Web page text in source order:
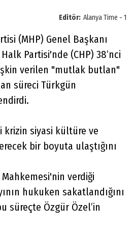
Editör: Alanya Time - 1
(MHP) Genel Başkanı
Partisi'nde (CHP) 38’nci
verilen "mutlak butlan"
süreci Türkgün
krizin siyasi kültüre ve
bir boyuta ulaştığını
verdiği
hukuken sakatlandığını
süreçte Özgür Özel’in